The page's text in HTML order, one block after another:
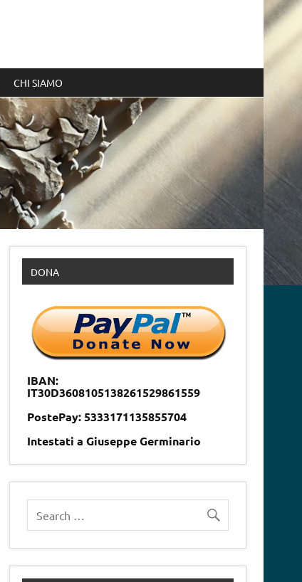
CHI SIAMO
DONA
IBAN:
IT30D3608105138261529861559
PostePay: 5333171135855704
Intestati a Giuseppe Germinario